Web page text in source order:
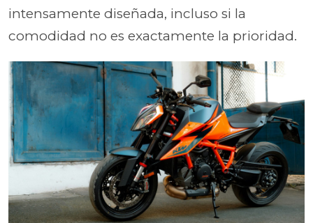
intensamente diseñada, incluso si la
comodidad no es exactamente la prioridad.